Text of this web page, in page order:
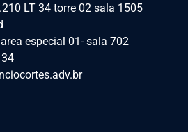
LT 34 torre 02 sala 1505
especial 01- sala 702